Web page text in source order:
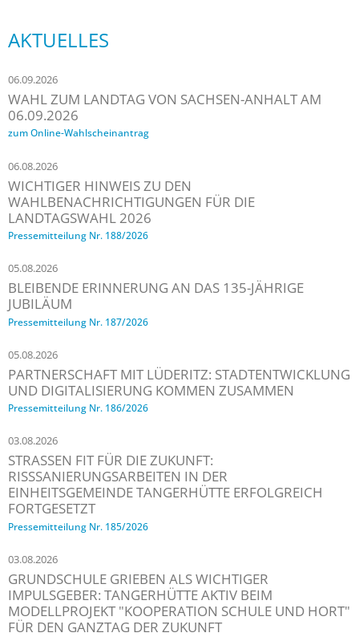
AKTUELLES
06.09.2026
WAHL ZUM LANDTAG VON SACHSEN-ANHALT AM
06.09.2026
zum Online-Wahlscheinantrag
06.08.2026
WICHTIGER HINWEIS ZU DEN
WAHLBENACHRICHTIGUNGEN FÜR DIE
LANDTAGSWAHL 2026
Pressemitteilung Nr. 188/2026
05.08.2026
BLEIBENDE ERINNERUNG AN DAS 135-JÄHRIGE
JUBILÄUM
Pressemitteilung Nr. 187/2026
05.08.2026
PARTNERSCHAFT MIT LÜDERITZ: STADTENTWICKLUNG
UND DIGITALISIERUNG KOMMEN ZUSAMMEN
Pressemitteilung Nr. 186/2026
03.08.2026
STRASSEN FIT FÜR DIE ZUKUNFT: R
ISSSANIERUNGSARBEITEN IN DER E
INHEITSGEMEINDE TANGERHÜTTE ERFOLGREICH F
ORTGESETZT
Pressemitteilung Nr. 185/2026
03.08.2026
GRUNDSCHULE GRIEBEN ALS WICHTIGER
IMPULSGEBER: TANGERHÜTTE AKTIV BEIM
MODELLPROJEKT "KOOPERATION SCHULE UND HORT"
FÜR DEN GANZTAG DER ZUKUNFT